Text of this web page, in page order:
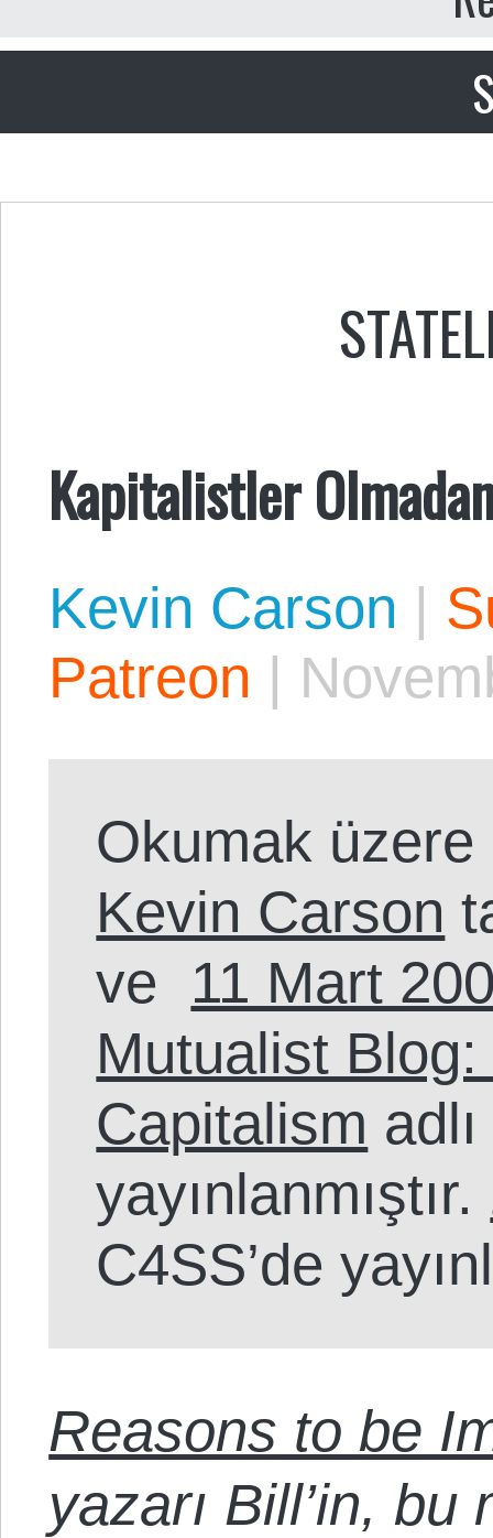
Kapitalistler
Kevin Carson |
Patreon |
Okumak
Kevin Carson
ve 11 Mart
Mutualist
Capitalism
yayınlanmıştır.
C4SS’de
Reasons to be
yazarı Bill’in,